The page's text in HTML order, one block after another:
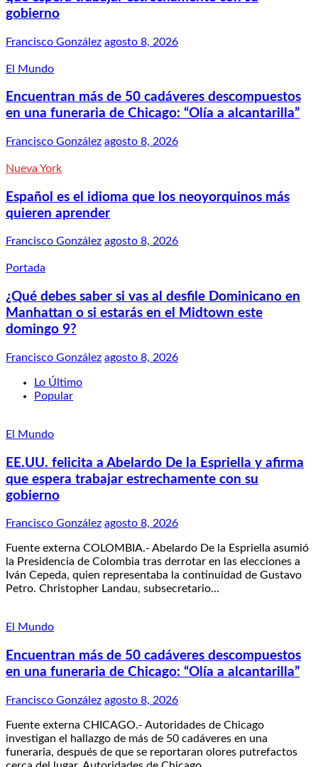
gobierno
Francisco González agosto 8, 2026
El Mundo
Encuentran más de 50 cadáveres descompuestos
en una funeraria de Chicago: “Olía a alcantarilla”
Francisco González agosto 8, 2026
Nueva York
Español es el idioma que los neoyorquinos más
quieren aprender
Francisco González agosto 8, 2026
Portada
¿Qué debes saber si vas al desfile Dominicano en
Manhattan o si estarás en el Midtown este
domingo 9?
Francisco González agosto 8, 2026
Lo Último
Popular
El Mundo
EE.UU. felicita a Abelardo De la Espriella y afirma
que espera trabajar estrechamente con su
gobierno
Francisco González agosto 8, 2026
Fuente externa COLOMBIA.- Abelardo De la Espriella asumió
la Presidencia de Colombia tras derrotar en las elecciones a
Iván Cepeda, quien representaba la continuidad de Gustavo
Petro. Christopher Landau, subsecretario…
El Mundo
Encuentran más de 50 cadáveres descompuestos
en una funeraria de Chicago: “Olía a alcantarilla”
Francisco González agosto 8, 2026
Fuente externa CHICAGO.- Autoridades de Chicago
investigan el hallazgo de más de 50 cadáveres en una
funeraria, después de que se reportaran olores putrefactos